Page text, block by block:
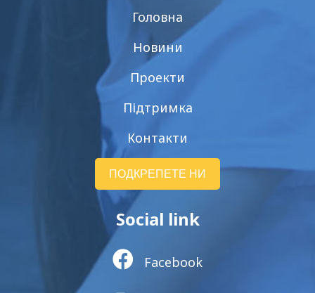
Головна
Новини
Проекти
Підтримка
Контакти
ПОДКРЕПЕТЕ НИ
Social link
Facebook